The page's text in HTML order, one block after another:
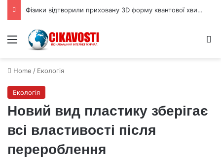
Фізики відтворили приховану 3D форму квантової хвильової функції
Menu
Home / Екологія
Екологія
Новий вид пластику зберігає
всі властивості після
перероблення